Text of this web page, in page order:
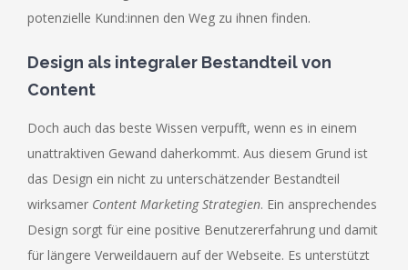
potenzielle Kund:innen den Weg zu ihnen finden.
Design als integraler Bestandteil von
Content
Doch auch das beste Wissen verpufft, wenn es in einem
unattraktiven Gewand daherkommt. Aus diesem Grund ist
das Design ein nicht zu unterschätzender Bestandteil
wirksamer Content Marketing Strategien. Ein ansprechendes
Design sorgt für eine positive Benutzererfahrung und damit
für längere Verweildauern auf der Webseite. Es unterstützt